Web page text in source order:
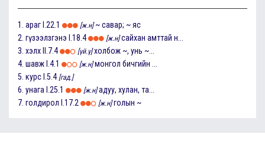
1. араг I.22.1 [ж.н] ~ савар; ~ яс
2. гүзээлзгэнэ I.18.4 [ж.н] сайхан амттай н...
3. хэлх II.7.4 [үй.ү] холбож ~, унь ~...
4. шавж I.4.1 [ж.н] монгол бичгийн ...
5. курс I.5.4 [гад.]
6. унага I.25.1 [ж.н] адуу, хулан, та...
7. голдирол I.17.2 [ж.н] голын ~